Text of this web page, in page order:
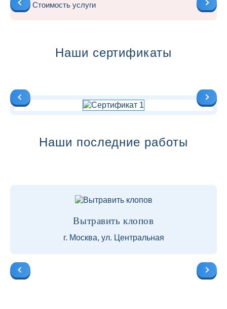
Стоимость услуги
Наши сертификаты
Наши последние работы
Вытравить клопов
г. Москва, ул. Центральная